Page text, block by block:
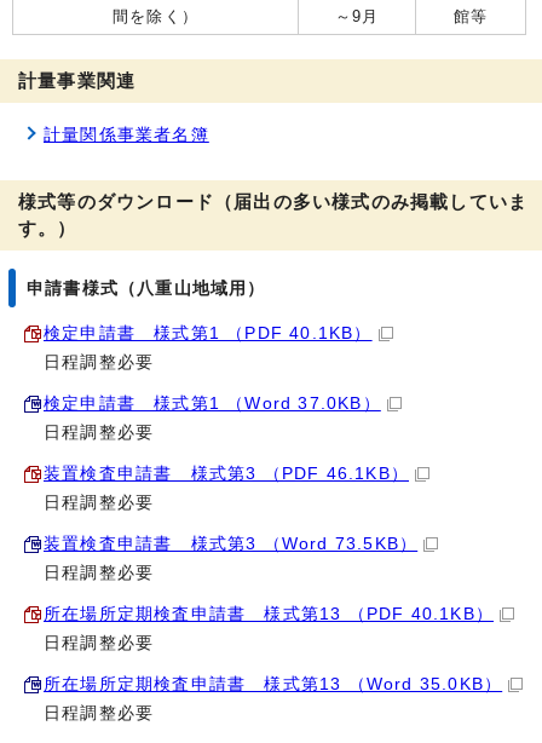
間を除く）
～9月
館等
計量事業関連
計量関係事業者名簿
様式等のダウンロード（届出の多い様式のみ掲載していま
す。）
申請書様式（八重山地域用）
検定申請書 様式第1 （PDF 40.1KB）
日程調整必要
検定申請書 様式第1 （Word 37.0KB）
日程調整必要
装置検査申請書 様式第3 （PDF 46.1KB）
日程調整必要
装置検査申請書 様式第3 （Word 73.5KB）
日程調整必要
所在場所定期検査申請書 様式第13 （PDF 40.1KB）
日程調整必要
所在場所定期検査申請書 様式第13 （Word 35.0KB）
日程調整必要